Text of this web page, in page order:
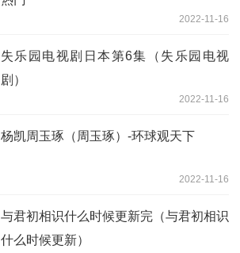
2022-11-16
失乐园电视剧日本第6集（失乐园电视
剧）
2022-11-16
杨凯周玉琢（周玉琢）-环球观天下
2022-11-16
与君初相识什么时候更新完（与君初相识
什么时候更新）